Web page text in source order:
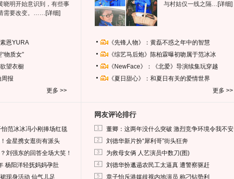
晓明开始意识到，有些事
需要改变。…… [详细]
恩YURA
物质女”
望衣橱
报
更多 >>
与村姑仅一线之隔… [详细]
《先锋人物》：黄磊不惑之年中的智慧
《综艺马后炮》陈柏霖曝初吻属于范冰冰
《NewFace》：《北爱》导演续集玩穿越
《夏日甜心》：和夏日有关的爱情世界
更多 >>
怡范冰冰冯小刚捧场红毯
金星携女逛街有派头
刘强东的回答全场大笑！
杨阳洋轻抚妈妈孕肚
现身活动 仙气儿足
网友评论排行
1 董卿：这两年没什么突破 激烈竞争环境令我不安
2 刘德华新片扮“犀利哥”街头狂奔
3 为救母女俩 人艺演员中数刀(图)
4 刘德华扮邋遢农民工太逼真 遭警察驱赶
5 章子怡斥港媒歧视内地演员 称刁钻势利